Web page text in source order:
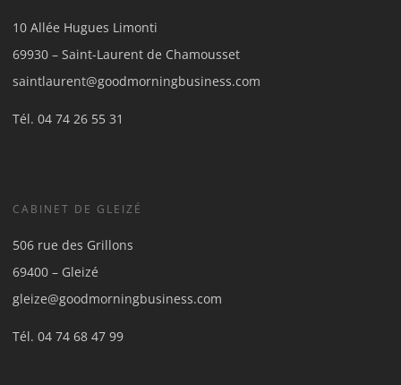
10 Allée Hugues Limonti
69930 – Saint-Laurent de Chamousset
saintlaurent@goodmorningbusiness.com
Tél.04 74 26 55 31
CABINET DE GLEIZÉ
506 rue des Grillons
69400 – Gleizé
gleize@goodmorningbusiness.com
Tél.04 74 68 47 99